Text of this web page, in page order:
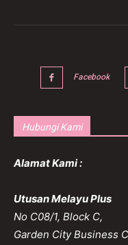
Facebook
Hubungi Kami
Alamat Kami :
Utusan Melayu Plus
No C08/1, Block C,
Garden City Business